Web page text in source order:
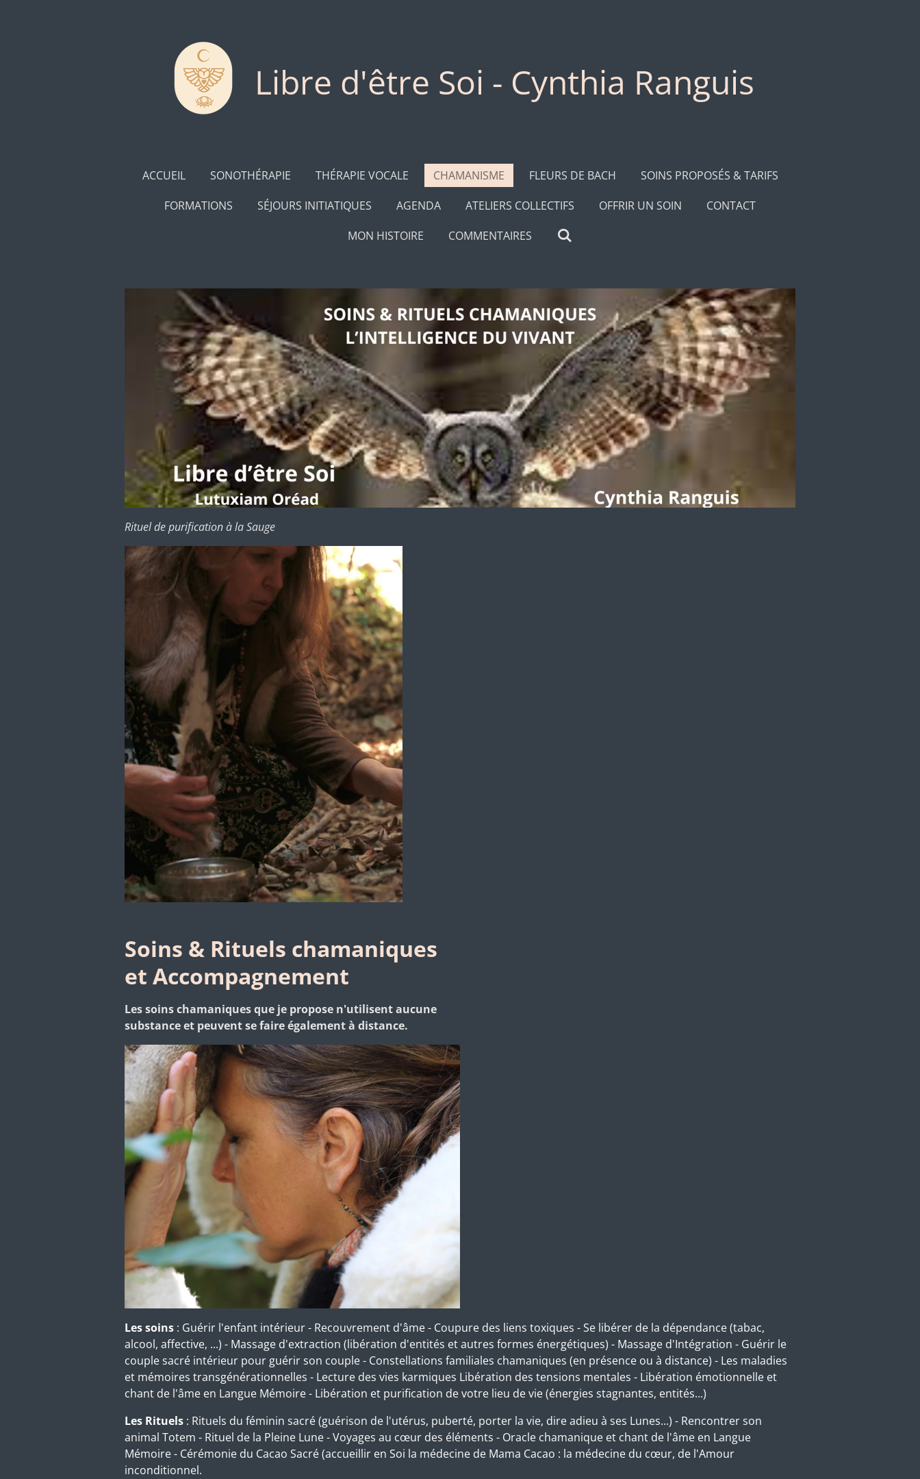
Libre d'être Soi - Cynthia Ranguis
ACCUEIL SONOTHÉRAPIE THÉRAPIE VOCALE CHAMANISME FLEURS DE BACH
SOINS PROPOSÉS & TARIFS
FORMATIONS
SÉJOURS INITIATIQUES AGENDA ATELIERS COLLECTIFS OFFRIR UN SOIN
CONTACT
MON HISTOIRE
COMMENTAIRES
Rituel de purification à la Sauge
Soins & Rituels chamaniques
et Accompagnement
Les soins chamaniques que je propose n'utilisent aucune
substance et peuvent se faire également à distance.
Les soins : Guérir l'enfant intérieur - Recouvrement d'âme - Coupure des liens toxiques - Se libérer de la dépendance (tabac,
alcool, affective, ...) - Massage d'extraction (libération d'entités et autres formes énergétiques) - Massage d'Intégration - Guérir le
couple sacré intérieur pour guérir son couple - Constellations familiales chamaniques (en présence ou à distance) - Les maladies
et mémoires transgénérationnelles - Lecture des vies karmiques Libération des tensions mentales - Libération émotionnelle et
chant de l'âme en Langue Mémoire - Libération et purification de votre lieu de vie (énergies stagnantes, entités...)
Les Rituels : Rituels du féminin sacré (guérison de l'utérus, puberté, porter la vie, dire adieu à ses Lunes...) - Rencontrer son
animal Totem - Rituel de la Pleine Lune - Voyages au cœur des éléments - Oracle chamanique et chant de l'âme en Langue
Mémoire - Cérémonie du Cacao Sacré (accueillir en Soi la médecine de Mama Cacao : la médecine du cœur, de l'Amour
inconditionnel.